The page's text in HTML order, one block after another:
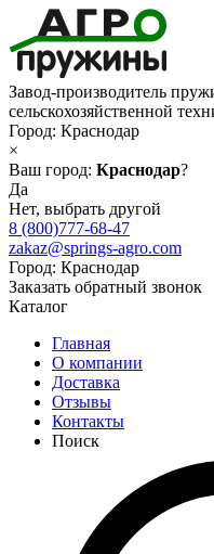
Завод-производитель
сельскохозяйственной
Город: Краснодар
×
Ваш город: Краснодар?
Да
Нет, выбрать другой
8 (800)777-68-47
zakaz@springs-agro.com
Город: Краснодар
Заказать обратный звонок
Каталог
Главная
О компании
Доставка
Отзывы
Контакты
Поиск